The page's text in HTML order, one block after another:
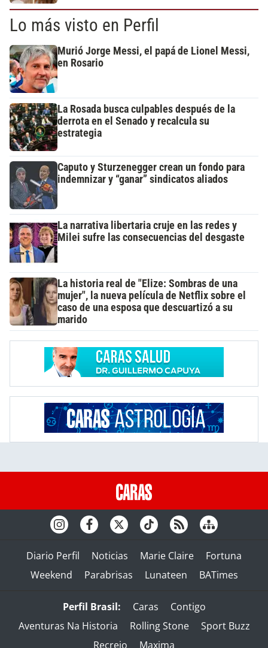
Lo más visto en Perfil
Murió Jorge Messi, el papá de Lionel Messi,
en Rosario
La Rosada busca culpables después de la
derrota en el Senado y recalcula su
estrategia
Caputo y Sturzenegger crean un fondo para
indemnizar y “ganar” sindicatos aliados
La narrativa libertaria cruje en las redes y
Milei sufre las consecuencias del desgaste
La historia real de "Elize: Sombras de una
mujer", la nueva película de Netflix sobre el
caso de una esposa que descuartizó a su
marido
Diario Perfil Noticias Marie Claire
Fortuna
Weekend
Parabrisas Lunateen BATimes
Perfil Brasil: Caras
Contigo
Aventuras Na Historia
Rolling Stone
Sport Buzz
Recreio
Maxima